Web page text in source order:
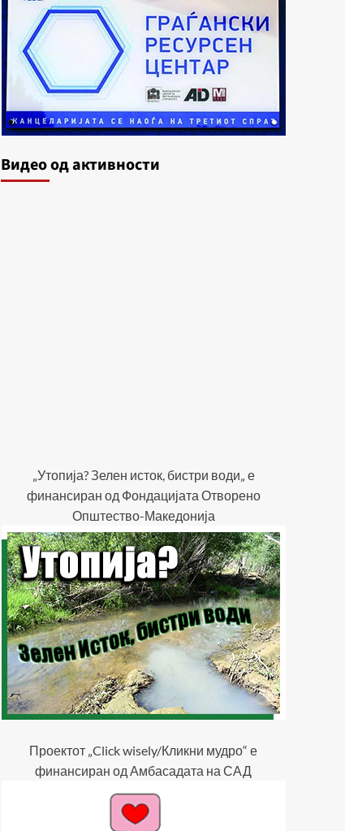
Видеo од активности
„Утопија? Зелен исток, бистри води„ е
финансиран од Фондацијата Отворено
Општество-Македонија
Проектот „Click wisely/Кликни мудро“ е
финансиран од Амбасадата на САД